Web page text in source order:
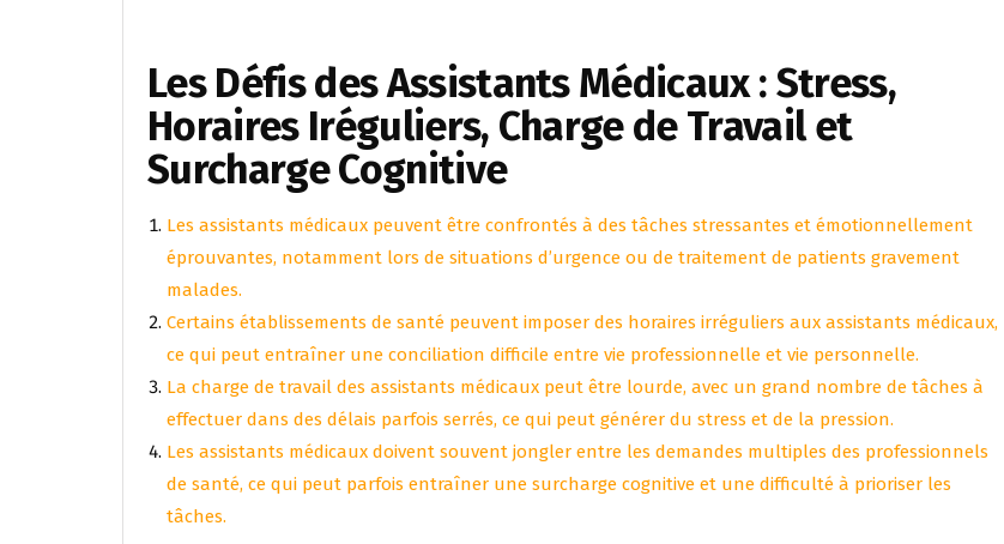
Les Défis des Assistants Médicaux : Stress,
Horaires Iréguliers, Charge de Travail et
Surcharge Cognitive
Les assistants médicaux peuvent être confrontés à des tâches stressantes et émotionnellement
éprouvantes, notamment lors de situations d’urgence ou de traitement de patients gravement
malades.
Certains établissements de santé peuvent imposer des horaires irréguliers aux assistants médicaux,
ce qui peut entraîner une conciliation difficile entre vie professionnelle et vie personnelle.
La charge de travail des assistants médicaux peut être lourde, avec un grand nombre de tâches à
effectuer dans des délais parfois serrés, ce qui peut générer du stress et de la pression.
Les assistants médicaux doivent souvent jongler entre les demandes multiples des professionnels
de santé, ce qui peut parfois entraîner une surcharge cognitive et une difficulté à prioriser les
tâches.